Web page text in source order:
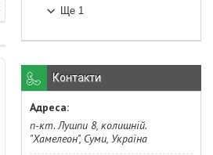
Ще 1
Контакти
п-кт. Лушпи 8, колишній.
"Хамелеон", Суми, Україна